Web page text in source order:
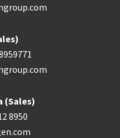
(Sales)
8950